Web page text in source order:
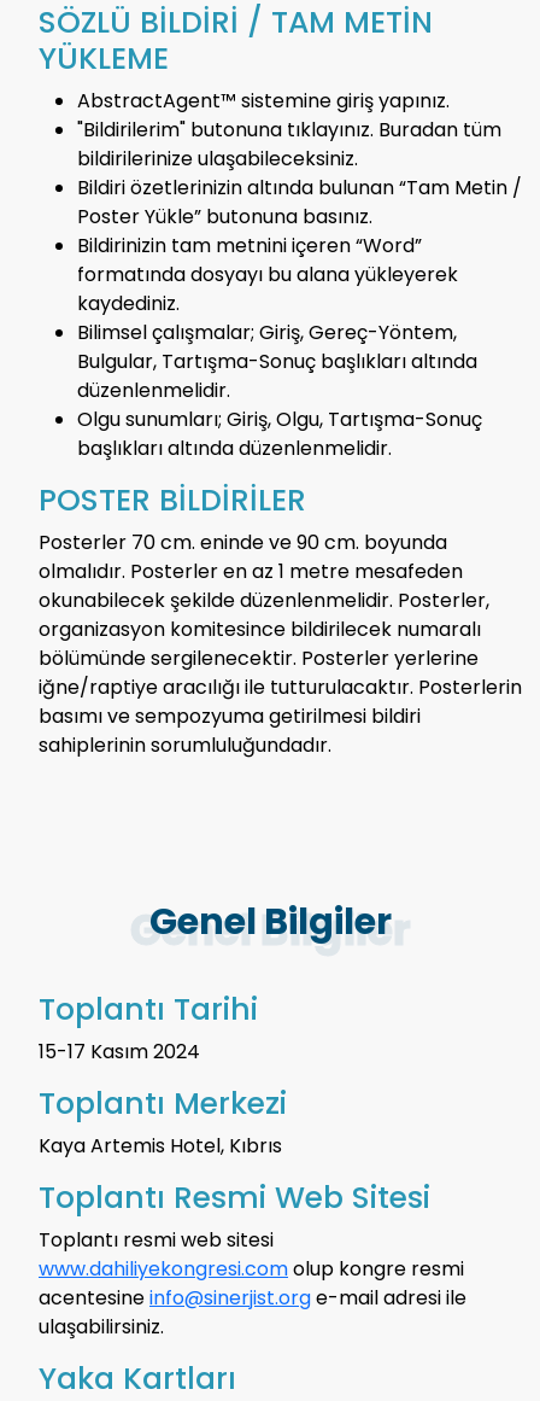
SÖZLÜ BİLDİRİ / TAM METİN
YÜKLEME
AbstractAgent™ sistemine giriş yapınız.
"Bildirilerim" butonuna tıklayınız. Buradan tüm
bildirilerinize ulaşabileceksiniz.
Bildiri özetlerinizin altında bulunan “Tam Metin /
Poster Yükle” butonuna basınız.
Bildirinizin tam metnini içeren “Word”
formatında dosyayı bu alana yükleyerek
kaydediniz.
Bilimsel çalışmalar; Giriş, Gereç-Yöntem,
Bulgular, Tartışma-Sonuç başlıkları altında
düzenlenmelidir.
Olgu sunumları; Giriş, Olgu, Tartışma-Sonuç
başlıkları altında düzenlenmelidir.
POSTER BİLDİRİLER
Posterler 70 cm. eninde ve 90 cm. boyunda
olmalıdır. Posterler en az 1 metre mesafeden
okunabilecek şekilde düzenlenmelidir. Posterler,
organizasyon komitesince bildirilecek numaralı
bölümünde sergilenecektir. Posterler yerlerine
iğne/raptiye aracılığı ile tutturulacaktır. Posterlerin
basımı ve sempozyuma getirilmesi bildiri
sahiplerinin sorumluluğundadır.
Genel Bilgiler
Toplantı Tarihi
15-17 Kasım 2024
Toplantı Merkezi
Kaya Artemis Hotel, Kıbrıs
Toplantı Resmi Web Sitesi
Toplantı resmi web sitesi
www.dahiliyekongresi.comolup kongre resmi
acentesineinfo@sinerjist.orge-mail adresi ile
ulaşabilirsiniz.
Yaka Kartları